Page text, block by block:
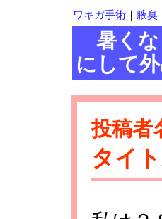
ワキガ手術 腋臭
暑くな
にして
投稿者
タイ